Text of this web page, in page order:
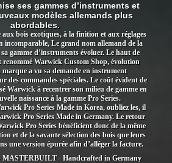
ses gammes d’instruments et
modèles allemands plus
abordables.
aux bois exotiques, à la finition et aux réglages
incomparable, Le grand nom allemand de la
gamme d’instruments évoluer. Le haut de
renommé Warwick Custom Shop, évolution
a vu sa demande en instrument
des commandes spéciales. Le coût évident de
Warwick à recentrer son milieu de gamme en
naissance à la gamme Pro Series.
Pro Series Made in Korea, oubliez les, il
Pro Series Made in Germany. Le retour
Pro Series bénéficient donc de la même
et de la savante sélection des bois que leurs
une version épurée afin d’alléger la facture.
MASTERBUILT - Handcrafted in Germany